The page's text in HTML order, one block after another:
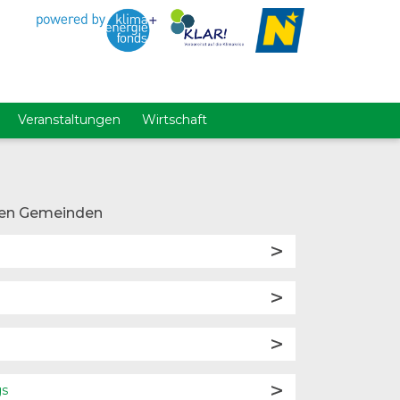
Veranstaltungen Wirtschaft
Gemeinden